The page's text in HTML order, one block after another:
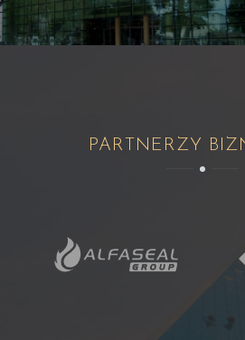
PARTNERZY